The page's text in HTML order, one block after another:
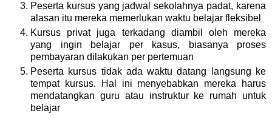
Peserta kursus yang jadwal sekolahnya padat, karena
alasan itu mereka memerlukan waktu belajar fleksibel
Kursus privat juga terkadang diambil oleh mereka
yang ingin belajar per kasus, biasanya proses
pembayaran dilakukan per pertemuan
Peserta kursus tidak ada waktu datang langsung ke
tempat kursus. Hal ini menyebabkan mereka harus
mendatangkan guru atau instruktur ke rumah untuk
belajar